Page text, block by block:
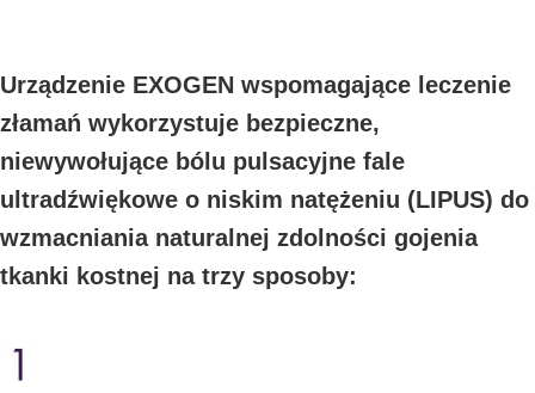
Urządzenie EXOGEN wspomagające leczenie
złamań wykorzystuje bezpieczne,
niewywołujące bólu pulsacyjne fale
ultradźwiękowe o niskim natężeniu (LIPUS) do
wzmacniania naturalnej zdolności gojenia
tkanki kostnej na trzy sposoby: